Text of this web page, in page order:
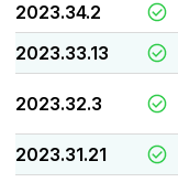
2023.34.2
2023.33.13
2023.32.3
2023.31.21